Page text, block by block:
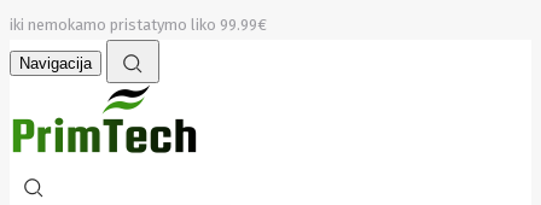
iki nemokamo pristatymo liko 99.99€
Navigacija